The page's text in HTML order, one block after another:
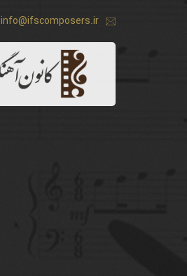
info@ifscomposers.ir